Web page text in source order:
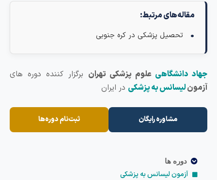
مقاله‌های مرتبط:
تحصیل پزشکی در کره جنوبی
دانشگاهیعلوم پزشکی تهرانبرگزار کننده دوره های
لیسانس به پزشکیدر ایران
مشاوره رایگان ثبت‌نام دوره‌ها
دوره ها
آزمون لیسانس به پزشکی